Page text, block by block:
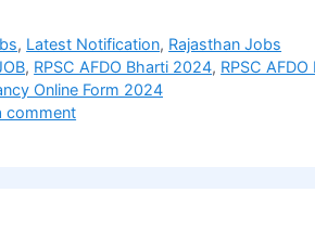
, Latest Notification, Rajasthan Jobs
, RPSC AFDO Bharti 2024, RPSC
Online Form 2024
comment